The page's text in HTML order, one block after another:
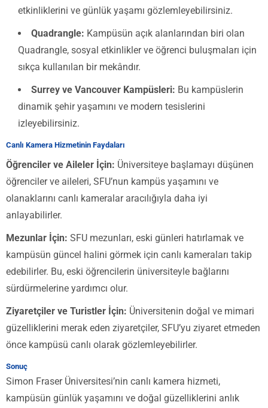
etkinliklerini ve günlük yaşamı gözlemleyebilirsiniz.
Quadrangle: Kampüsün açık alanlarından biri olan
Quadrangle, sosyal etkinlikler ve öğrenci buluşmaları için
sıkça kullanılan bir mekândır.
Surrey ve Vancouver Kampüsleri: Bu kampüslerin
dinamik şehir yaşamını ve modern tesislerini
izleyebilirsiniz.
Canlı Kamera Hizmetinin Faydaları
Öğrenciler ve Aileler İçin: Üniversiteye başlamayı düşünen
öğrenciler ve aileleri, SFU’nun kampüs yaşamını ve
olanaklarını canlı kameralar aracılığıyla daha iyi
anlayabilirler.
Mezunlar İçin: SFU mezunları, eski günleri hatırlamak ve
kampüsün güncel halini görmek için canlı kameraları takip
edebilirler. Bu, eski öğrencilerin üniversiteyle bağlarını
sürdürmelerine yardımcı olur.
Ziyaretçiler ve Turistler İçin: Üniversitenin doğal ve mimari
güzelliklerini merak eden ziyaretçiler, SFU’yu ziyaret etmeden
önce kampüsü canlı olarak gözlemleyebilirler.
Sonuç
Simon Fraser Üniversitesi’nin canlı kamera hizmeti,
kampüsün günlük yaşamını ve doğal güzelliklerini anlık